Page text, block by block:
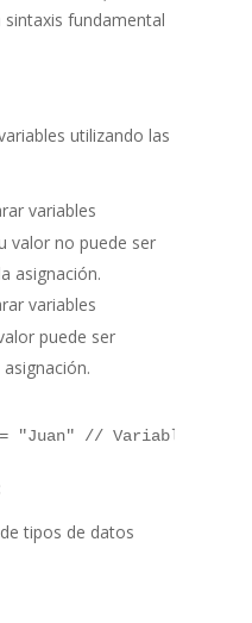
fundamental
utilizando las
variables
valor no puede ser
asignación.
variables
puede ser
"Juan" // Variable
tipos de datos